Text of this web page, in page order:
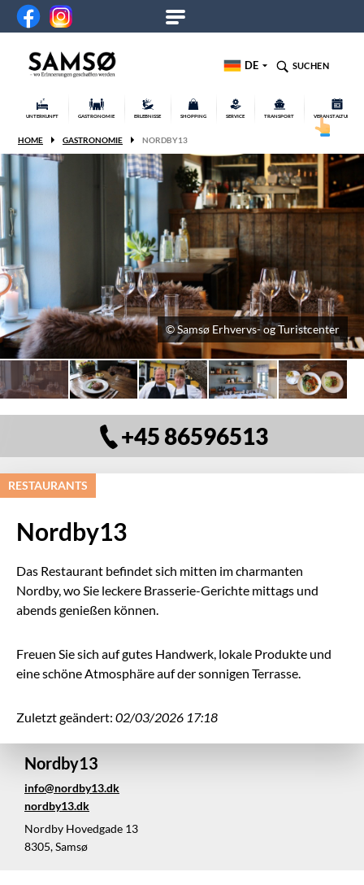
DE SUCHEN
UNTERKUNFT GASTRONOMIE ERLEBNISSE SHOPPING SERVICE TRANSPORT VERANSTALTUNGEN
HOME GASTRONOMIE NORDBY13
© Samsø Erhvervs- og Turistcenter
+45 86596513
RESTAURANTS
Nordby13
Das Restaurant befindet sich mitten im charmanten
Nordby, wo Sie leckere Brasserie-Gerichte mittags und
abends genießen können.
Freuen Sie sich auf gutes Handwerk, lokale Produkte und
eine schöne Atmosphäre auf der sonnigen Terrasse.
Zuletzt geändert: 02/03/2026 17:18
Nordby13
info@nordby13.dk
nordby13.dk
Nordby Hovedgade 13
8305, Samsø